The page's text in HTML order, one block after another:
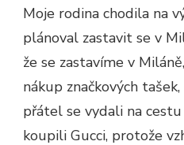
Moje rodina chodila na
plánoval zastavit se v
že se zastavíme v
nákup značkových
přátel se vydali na
koupili Gucci, protože